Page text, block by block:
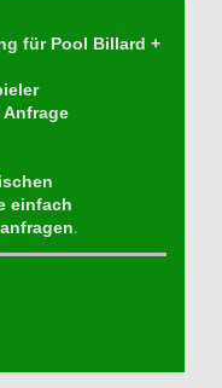
für Pool Billard +
einfach
.